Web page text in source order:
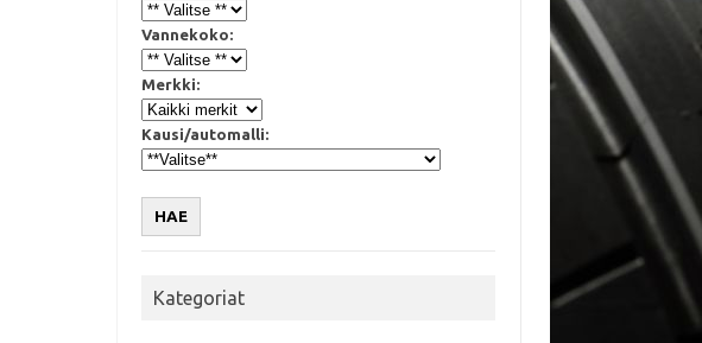
Vannekoko:
Merkki:
Kausi/automalli:
HAE
Kategoriat